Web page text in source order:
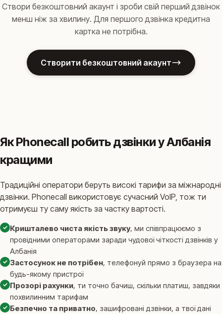
Створи безкоштовний акаунт і зроби свій перший дзвінок
менш ніж за хвилину. Для першого дзвінка кредитна
картка не потрібна.
Створити безкоштовний акаунт
Як Phonecall робить дзвінки у Албанія
кращими
Традиційні оператори беруть високі тарифи за міжнародні
дзвінки. Phonecall використовує сучасний VoIP, тож ти
отримуєш ту саму якість за частку вартості.
✓ Кришталево чиста якість звуку, ми співпрацюємо з
провідними операторами заради чудової чіткості дзвінків у
Албанія
✓ Застосунок не потрібен, телефонуй прямо з браузера на
будь-якому пристрої
✓ Прозорі рахунки, ти точно бачиш, скільки платиш, завдяки
похвилинним тарифам
✓ Безпечно та приватно, зашифровані дзвінки, а твої дані